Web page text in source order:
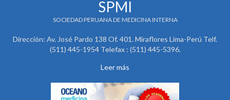
SPMI
SOCIEDAD PERUANA DE MEDICINA INTERNA
Dirección: Av. José Pardo 138 Of. 401. Miraflores Lima-Perú Telf.
(511) 445-1954 Telefax : (511) 445-5396.
Leer más